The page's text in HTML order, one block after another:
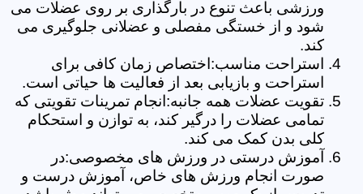
ورزشی باعث تنوع در بارگذاری بر روی عضلات می
شود و از خستگی مفصلی و عضلانی جلوگیری می
کند.
استراحت مناسب:اختصاص زمان کافی برای
استراحت و بازیابی بعد از فعالیت ها حیاتی است.
تقویت عضلات همه جانبه:انجام تمرینات تقویتی که
تمامی عضلات را درگیر کند، به توازن و استحکام
کلی بدن کمک می کند.
آموزش درستی در ورزش های مخصوصی:در
صورت انجام ورزش های خاص، آموزش درست و